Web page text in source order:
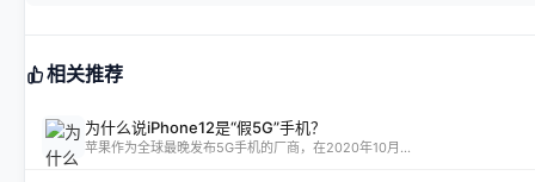
相关推荐
为什么说iPhone12是“假5G”手机？
苹果作为全球最晚发布5G手机的厂商，在2020年10月...